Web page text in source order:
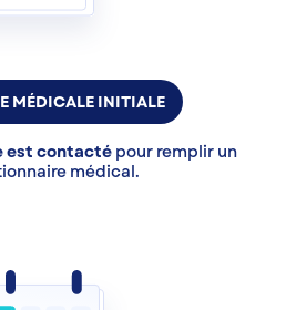
MÉDICALE INITIALE
est contacté pour remplir un
médical.